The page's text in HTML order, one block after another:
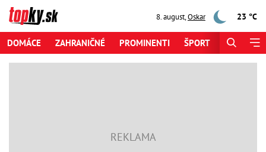
8. august,Oskar 23 °C
DOMÁCE ZAHRANIČNÉ PROMINENTI ŠPORT